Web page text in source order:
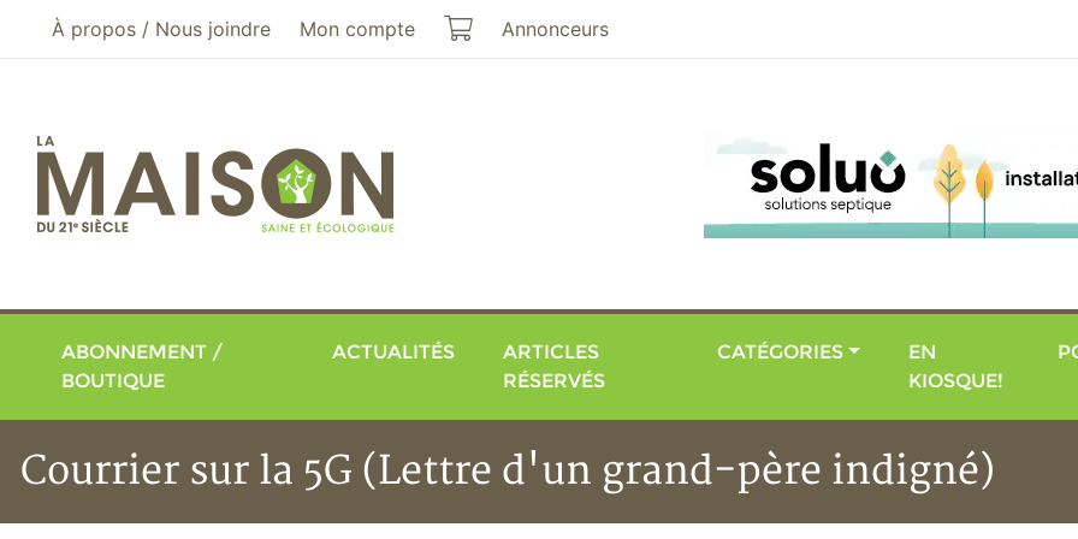
Aller au menu principal
Aller au contenu principal
À propos / Nous joindre Mon compte Mon panier
Annonceurs
ABONNEMENT /
BOUTIQUE
ACTUALITÉS
ARTICLES
RÉSERVÉS
CATÉGORIES
EN
KIOSQUE!
Courrier sur la 5G (Lettre d'un grand-père indigné)